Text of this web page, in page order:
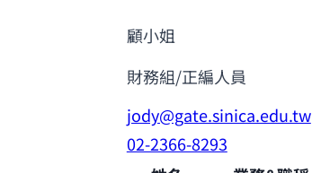
顧小姐
財務組/正編人員
jody@gate.sinica.edu.tw
02-2366-8293